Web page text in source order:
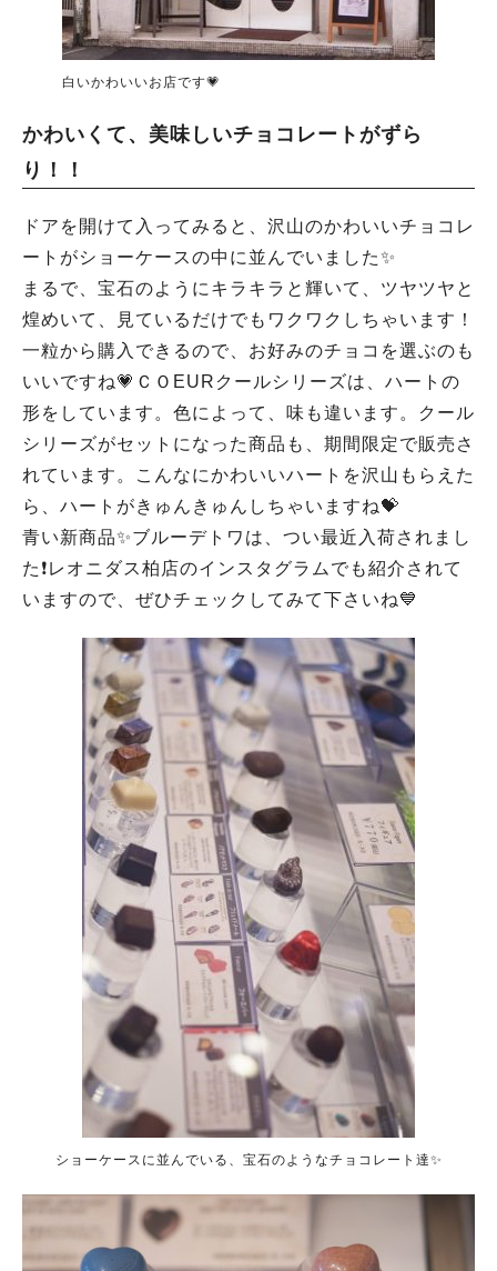
白いかわいいお店です💗
かわいくて、美味しいチョコレートがずら
り！！
ドアを開けて入ってみると、沢山のかわいいチョコレ
ートがショーケースの中に並んでいました✨
まるで、宝石のようにキラキラと輝いて、ツヤツヤと
煌めいて、見ているだけでもワクワクしちゃいます！
一粒から購入できるので、お好みのチョコを選ぶのも
いいですね💗ＣＯEURクールシリーズは、ハートの
形をしています。色によって、味も違います。クール
シリーズがセットになった商品も、期間限定で販売さ
れています。こんなにかわいいハートを沢山もらえた
ら、ハートがきゅんきゅんしちゃいますね💝
青い新商品✨ブルーデトワは、つい最近入荷されまし
た❗️レオニダス柏店のインスタグラムでも紹介されて
いますので、ぜひチェックしてみて下さいね💙
ショーケースに並んでいる、宝石のようなチョコレート達✨